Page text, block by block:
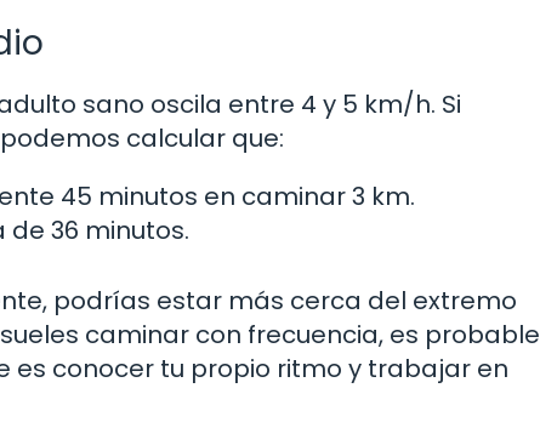
sano oscila entre 4 y 5 km/h. Si
calcular que:
45 minutos en caminar 3 km.
36 minutos.
podrías estar más cerca del extremo
caminar con frecuencia, es probable
es conocer tu propio ritmo y trabajar en